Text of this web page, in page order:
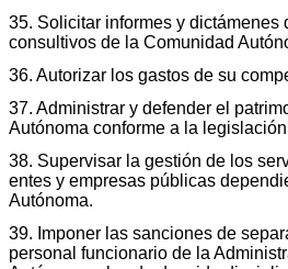
35. Solicitar informes y dictámenes
consultivos de la Comunidad
36. Autorizar los gastos de su
37. Administrar y defender el
Autónoma conforme a la
38. Supervisar la gestión de los
entes y empresas públicas
Autónoma.
39. Imponer las sanciones de
personal funcionario de la